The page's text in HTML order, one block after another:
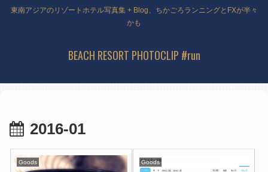
東南アジアのリゾートホテル写真集 + Blog、ちかごろランニングとFXが半々
かも
BEACH RESORT PHOTOCLIP #run
2016-01
Goods Goods